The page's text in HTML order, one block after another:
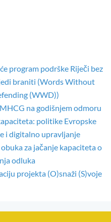
program podrške Riječi bez
braniti (Words Without
(WWD))
na godišnjem odmoru
politike Evropske
i digitalno upravljanje
za jačanje kapaciteta o
odluka
projekta (O)snaži (S)voje